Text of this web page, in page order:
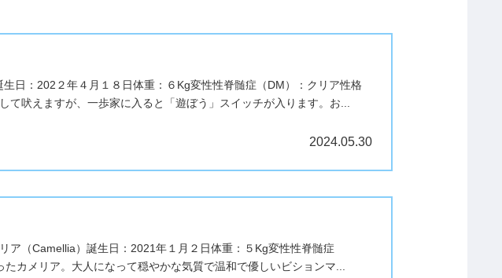
日：202２年４月１８日体重：６Kg変性性脊髄症（DM）：クリア性格
吠えますが、一歩家に入ると「遊ぼう」スイッチが入ります。お...
2024.05.30
ア（Camellia）誕生日：2021年１月２日体重：５Kg変性性脊髄症
カメリア。大人になって穏やかな気質で温和で優しいビションマ...